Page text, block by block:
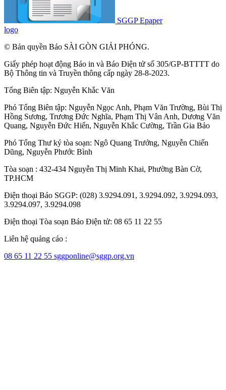
SGGP Epaper
logo
© Bản quyền Báo SÀI GÒN GIẢI PHÓNG.
Giấy phép hoạt động Báo in và Báo Điện tử số 305/GP-BTTTT do
Bộ Thông tin và Truyền thông cấp ngày 28-8-2023.
Tổng Biên tập: Nguyễn Khắc Văn
Phó Tổng Biên tập: Nguyễn Ngọc Anh, Phạm Văn Trường, Bùi Thị
Hồng Sương, Trương Đức Nghĩa, Phạm Thị Vân Anh, Dương Văn
Quang, Nguyễn Đức Hiển, Nguyễn Khắc Cường, Trần Gia Bảo
Phó Tổng Thư ký tòa soạn: Ngô Quang Trưởng, Nguyễn Chiến
Dũng, Nguyễn Phước Bình
Tòa soạn : 432-434 Nguyễn Thị Minh Khai, Phường Bàn Cờ,
TP.HCM
Điện thoại Báo SGGP: (028) 3.9294.091, 3.9294.092, 3.9294.093,
3.9294.097, 3.9294.098
Điện thoại Tòa soạn Báo Điện tử: 08 65 11 22 55
Liên hệ quảng cáo :
08 65 11 22 55 sggponline@sggp.org.vn